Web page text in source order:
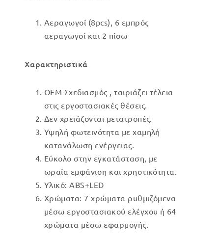
Αεραγωγοί (8pcs), 6 εμπρός
αεραγωγοί και 2 πίσω
Χαρακτηριστικά
OEM Σχεδιασμός , ταιριάζει τέλεια
στις εργοστασιακές θέσεις.
Δεν χρειάζονται μετατροπές.
Υψηλή φωτεινότητα με χαμηλή
κατανάλωση ενέργειας.
Εύκολο στην εγκατάσταση, με
ωραία εμφάνιση και χρηστικότητα.
Υλικό: ABS+LED
Χρώματα: 7 χρώματα ρυθμιζόμενα
μέσω εργοστασιακού ελέγχου ή 64
χρώματα μέσω εφαρμογής.